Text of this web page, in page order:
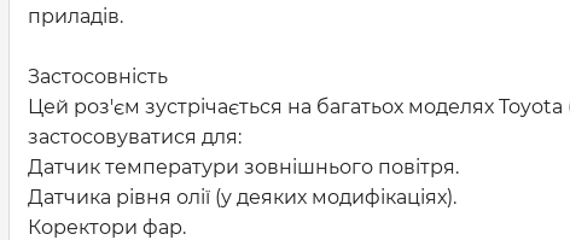
приладів.
Застосовність
Цей роз'єм зустрічається на багатьох моделях
застосовуватися для:
Датчик температури зовнішнього повітря.
Датчика рівня олії (у деяких модифікаціях).
Коректори фар.